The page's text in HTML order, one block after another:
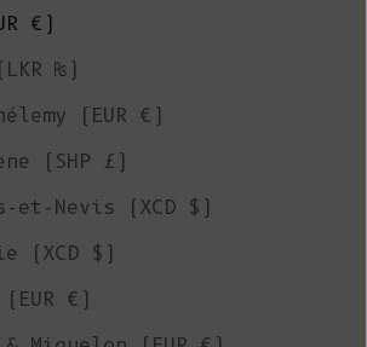
€)
₨)
(EUR €)
(SHP £)
Nevis (XCD $)
(XCD $)
€)